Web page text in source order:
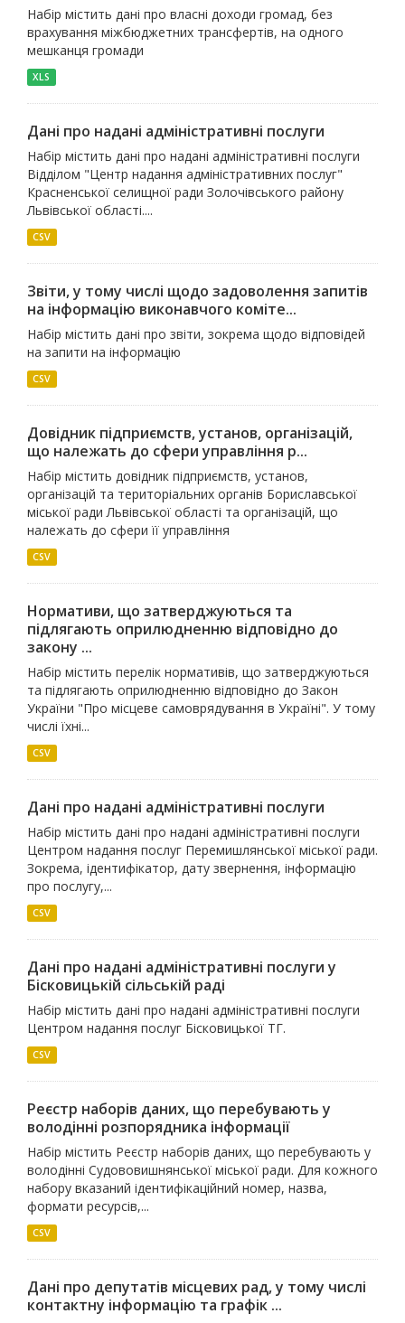
Набір містить дані про власні доходи громад, без
врахування міжбюджетних трансфертів, на одного
мешканця громади
XLS
Дані про надані адміністративні послуги
Набір містить дані про надані адміністративні послуги
Відділом "Центр надання адміністративних послуг"
Красненської селищної ради Золочівського району
Львівської області....
CSV
Звіти, у тому числі щодо задоволення запитів
на інформацію виконавчого коміте...
Набір містить дані про звіти, зокрема щодо відповідей
на запити на інформацію
CSV
Довідник підприємств, установ, організацій,
що належать до сфери управління р...
Набір містить довідник підприємств, установ,
організацій та територіальних органів Бориславської
міської ради Львівської області та організацій, що
належать до сфери її управління
CSV
Нормативи, що затверджуються та
підлягають оприлюдненню відповідно до
закону ...
Набір містить перелік нормативів, що затверджуються
та підлягають оприлюдненню відповідно до Закон
України "Про місцеве самоврядування в Україні". У тому
числі їхні...
CSV
Дані про надані адміністративні послуги
Набір містить дані про надані адміністративні послуги
Центром надання послуг Перемишлянської міської ради.
Зокрема, ідентифікатор, дату звернення, інформацію
про послугу,...
CSV
Дані про надані адміністративні послуги у
Бісковицькій сільській раді
Набір містить дані про надані адміністративні послуги
Центром надання послуг Бісковицької ТГ.
CSV
Реєстр наборів даних, що перебувають у
володінні розпорядника інформації
Набір містить Реєстр наборів даних, що перебувають у
володінні Судововишнянської міської ради. Для кожного
набору вказаний ідентифікаційний номер, назва,
формати ресурсів,...
CSV
Дані про депутатів місцевих рад, у тому числі
контактну інформацію та графік ...